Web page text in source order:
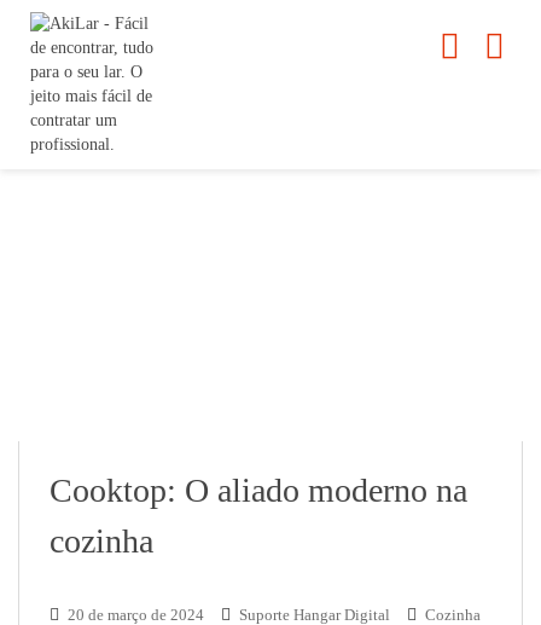
Cooktop: O aliado moderno na
cozinha
20 de março de 2024 Suporte Hangar Digital
Cozinha